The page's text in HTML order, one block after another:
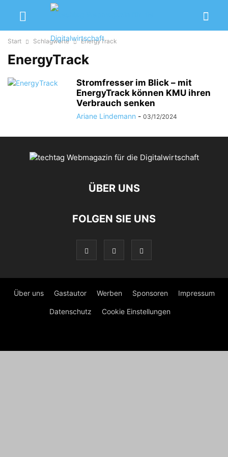
Start Schlagworte EnergyTrack
EnergyTrack
Stromfresser im Blick – mit
EnergyTrack können KMU ihren
Verbrauch senken
Ariane Lindemann - 03/12/2024
ÜBER UNS
FOLGEN SIE UNS
Über uns Gastautor Werben Sponsoren Impressum
Datenschutz Cookie Einstellungen